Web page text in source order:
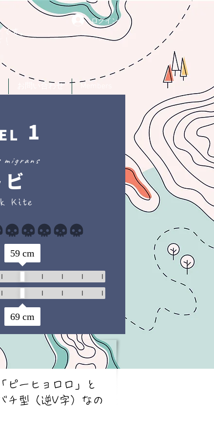
す。
ログイン
お問い合わせ
1
migrans
ビ
Kite
まだ評価はありません
59cm
69cm
ピーヒョロロ」と
チ型（逆V字）なの